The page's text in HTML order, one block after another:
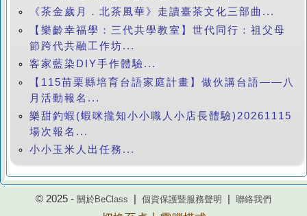
《茶金歲月．北茶風華》走讀臺茶文化三部曲...
【樂齡幸福學：三代共學教室】世代同行：祖父母
節跨代共融工作坊...
客家藍染DIY手作體驗...
【115苗栗縣培育台語家庭計畫】做伙講台語——八
月活動報名...
樂甜釣蝦(蝦咪攏知小小職人小店長體驗)20261115
場次報名...
小小玉米人出任務...
© 2025 - 關於BeClass 個資保護暨服務聲明 聯絡我們